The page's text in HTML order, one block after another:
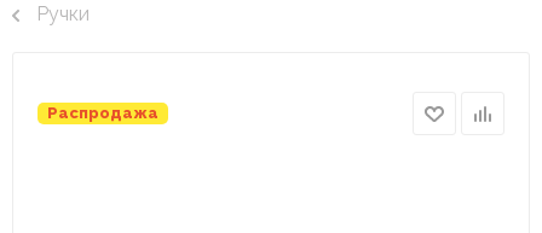
Ручки
Распродажа